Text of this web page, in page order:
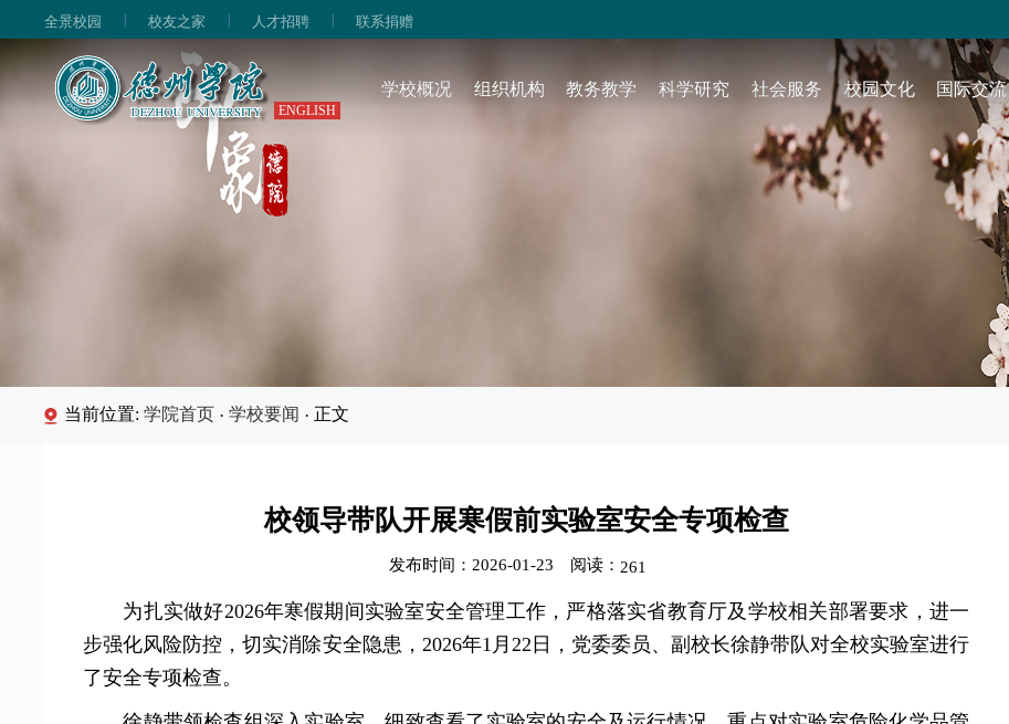
全景校园 | 校友之家 | 人才招聘 | 联系捐赠
ENGLISH
学校概况 组织机构 教务教学 科学研究 社会服务 校园文化 国际交流
当前位置:学院首页 · 学校要闻 · 正文
校领导带队开展寒假前实验室安全专项检查
发布时间：2026-01-23 阅读： 261
为扎实做好2026年寒假期间实验室安全管理工作，严格落实省教育厅及学校相关部署要求，进一
步强化风险防控，切实消除安全隐患，2026年1月22日，党委委员、副校长徐静带队对全校实验室进行
了安全专项检查。